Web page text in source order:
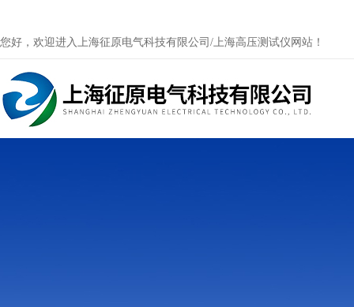
您好，欢迎进入上海征原电气科技有限公司/上海高压测试仪网站！